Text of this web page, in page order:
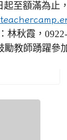
起至額滿為止
林秋霞，
勵教師踴躍參